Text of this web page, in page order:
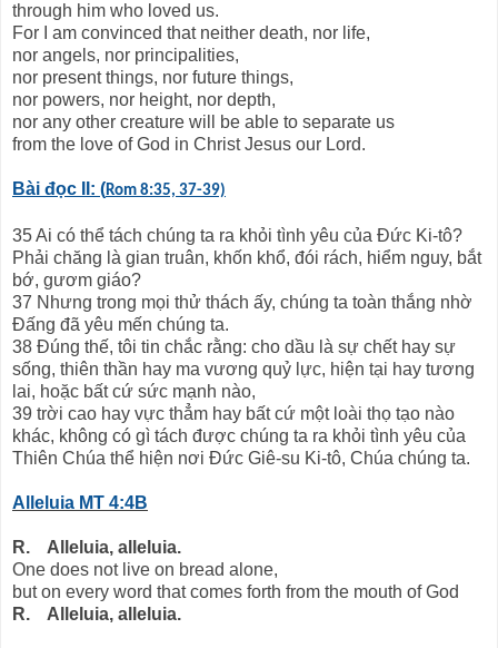
through him who loved us.
For I am convinced that neither death, nor life,
nor angels, nor principalities,
nor present things, nor future things,
nor powers, nor height, nor depth,
nor any other creature will be able to separate us
from the love of God in Christ Jesus our Lord.
Bài đọc II: (Rom 8:35, 37-39)
35 Ai có thể tách chúng ta ra khỏi tình yêu của Đức Ki-tô?
Phải chăng là gian truân, khốn khổ, đói rách, hiểm nguy, bắt
bớ, gươm giáo?
37 Nhưng trong mọi thử thách ấy, chúng ta toàn thắng nhờ
Đấng đã yêu mến chúng ta.
38 Đúng thế, tôi tin chắc rằng: cho dầu là sự chết hay sự
sống, thiên thần hay ma vương quỷ lực, hiện tại hay tương
lai, hoặc bất cứ sức mạnh nào,
39 trời cao hay vực thẳm hay bất cứ một loài thọ tạo nào
khác, không có gì tách được chúng ta ra khỏi tình yêu của
Thiên Chúa thể hiện nơi Đức Giê-su Ki-tô, Chúa chúng ta.
Alleluia MT 4:4B
R. Alleluia, alleluia.
One does not live on bread alone,
but on every word that comes forth from the mouth of God
R. Alleluia, alleluia.